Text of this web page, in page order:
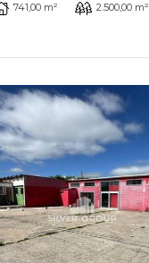
741,00 m² 2.500,00 m²